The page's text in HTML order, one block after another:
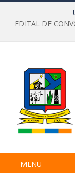
EDITAL DE
MENU